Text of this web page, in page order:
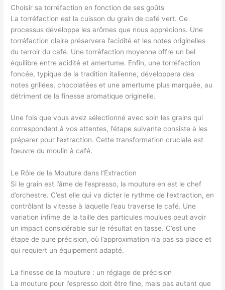
Choisir sa torréfaction en fonction de ses goûts
La torréfaction est la cuisson du grain de café vert. Ce
processus développe les arômes que nous apprécions. Une
torréfaction claire préservera l’acidité et les notes originelles
du terroir du café. Une torréfaction moyenne offre un bel
équilibre entre acidité et amertume. Enfin, une torréfaction
foncée, typique de la tradition italienne, développera des
notes grillées, chocolatées et une amertume plus marquée, au
détriment de la finesse aromatique originelle.
Une fois que vous avez sélectionné avec soin les grains qui
correspondent à vos attentes, l’étape suivante consiste à les
préparer pour l’extraction. Cette transformation cruciale est
l’œuvre du moulin à café.
Le Rôle de la Mouture dans l’Extraction
Si le grain est l’âme de l’espresso, la mouture en est le chef
d’orchestre. C’est elle qui va dicter le rythme de l’extraction, en
contrôlant la vitesse à laquelle l’eau traverse le café. Une
variation infime de la taille des particules moulues peut avoir
un impact considérable sur le résultat en tasse. C’est une
étape de pure précision, où l’approximation n’a pas sa place et
qui requiert un équipement adapté.
La finesse de la mouture : un réglage de précision
La mouture pour l’espresso doit être fine, mais pas autant que